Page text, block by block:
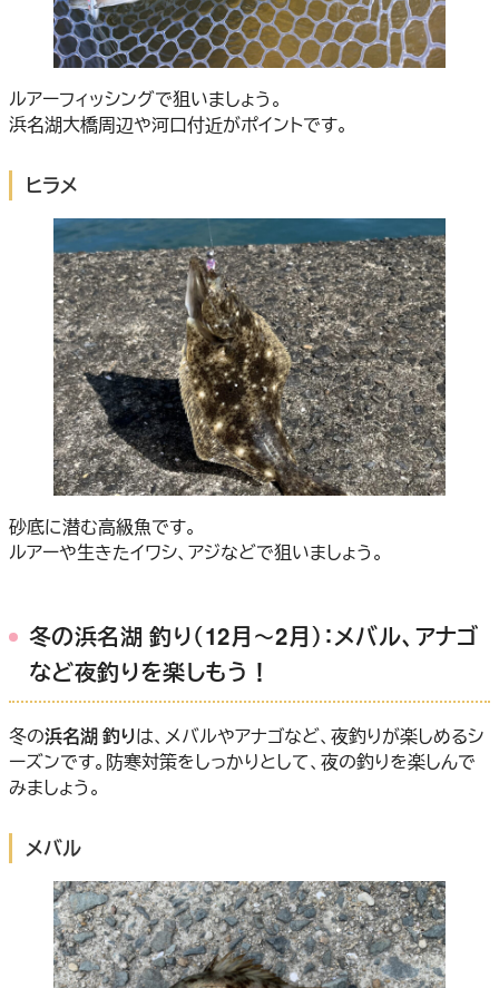
ルアーフィッシングで狙いましょう。
浜名湖大橋周辺や河口付近がポイントです。
ヒラメ
砂底に潜む高級魚です。
ルアーや生きたイワシ、アジなどで狙いましょう。
冬の浜名湖 釣り（12月～2月）：メバル、アナゴ
など夜釣りを楽しもう！
冬の浜名湖 釣りは、メバルやアナゴなど、夜釣りが楽しめるシ
ーズンです。防寒対策をしっかりとして、夜の釣りを楽しんで
みましょう。
メバル